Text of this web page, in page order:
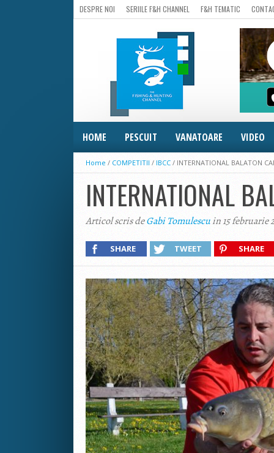
DESPRE NOI SERIILE F&H CHANNEL F&H TEMATIC
HOME PESCUIT VANATOARE VIDEO
Home / COMPETITII / IBCC / INTERNATIONAL BALATON
INTERNATIONAL
Articol scris deGabi Tomulescuin 15 februarie
SHARE TWEET SHARE